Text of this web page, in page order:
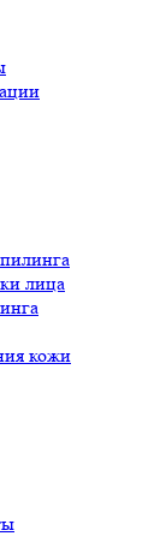
лица
кожи